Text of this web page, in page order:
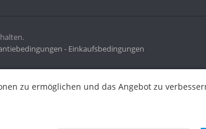
- Einkaufsbedingungen
zu ermöglichen und das Angebot zu
Angebot zu verbessern. Indem Sie hier fortfahren,